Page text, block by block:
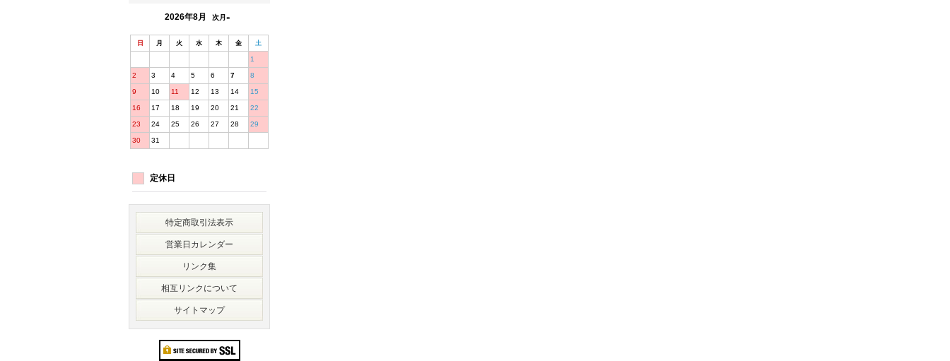
2026年8月 次月»
日 月 火 水 木 金 土
1
2 3 4 5 6 7 8
9 10 11 12 13 14 15
16 17 18 19 20 21 22
23 24 25 26 27 28 29
30 31
定休日
特定商取引法表示
営業日カレンダー
リンク集
相互リンクについて
サイトマップ